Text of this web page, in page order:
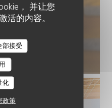
， 并让您
活的内容。
部接受
化
政策
4 SAISONS